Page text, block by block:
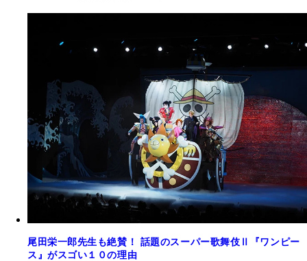
尾田栄一郎先生も絶賛！ 話題のスーパー歌舞伎Ⅱ『ワンピー
ス』がスゴい１０の理由